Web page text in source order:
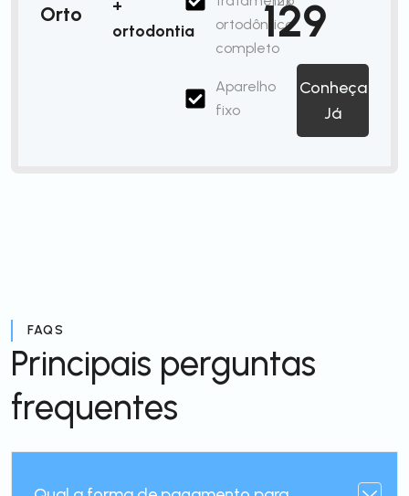
Orto
+
ortodontia
ortodôntico
completo
Aparelho
fixo
129
Conheça
Já
FAQS
Principais perguntas
frequentes